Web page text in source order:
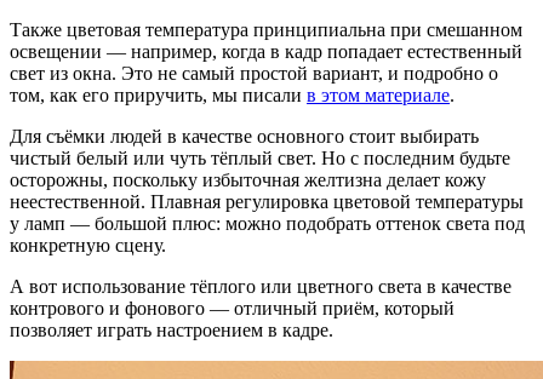
Также цветовая температура принципиальна при смешанном
освещении — например, когда в кадр попадает естественный
свет из окна. Это не самый простой вариант, и подробно о
том, как его приручить, мы писали в этом материале.
Для съёмки людей в качестве основного стоит выбирать
чистый белый или чуть тёплый свет. Но с последним будьте
осторожны, поскольку избыточная желтизна делает кожу
неестественной. Плавная регулировка цветовой температуры
у ламп — большой плюс: можно подобрать оттенок света под
конкретную сцену.
А вот использование тёплого или цветного света в качестве
контрового и фонового — отличный приём, который
позволяет играть настроением в кадре.